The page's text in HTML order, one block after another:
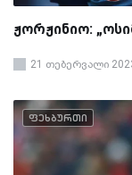
ჟორჟინიო:
21 თებერვალი
ფეხბურთი